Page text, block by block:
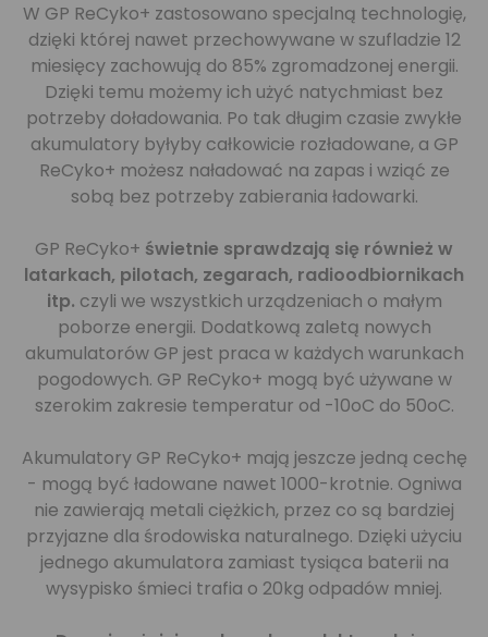
W GP ReCyko+ zastosowano specjalną technologię,
dzięki której nawet przechowywane w szufladzie 12
miesięcy zachowują do 85% zgromadzonej energii.
Dzięki temu możemy ich użyć natychmiast bez
potrzeby doładowania. Po tak długim czasie zwykłe
akumulatory byłyby całkowicie rozładowane, a GP
ReCyko+ możesz naładować na zapas i wziąć ze
sobą bez potrzeby zabierania ładowarki.
GP ReCyko+ świetnie sprawdzają się również w
latarkach, pilotach, zegarach, radioodbiornikach
itp. czyli we wszystkich urządzeniach o małym
poborze energii. Dodatkową zaletą nowych
akumulatorów GP jest praca w każdych warunkach
pogodowych. GP ReCyko+ mogą być używane w
szerokim zakresie temperatur od -10oC do 50oC.
Akumulatory GP ReCyko+ mają jeszcze jedną cechę
- mogą być ładowane nawet 1000-krotnie. Ogniwa
nie zawierają metali ciężkich, przez co są bardziej
przyjazne dla środowiska naturalnego. Dzięki użyciu
jednego akumulatora zamiast tysiąca baterii na
wysypisko śmieci trafia o 20kg odpadów mniej.